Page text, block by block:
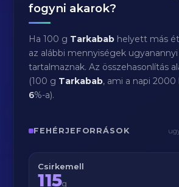
fogyni akarok?
Ha 100 g Tarkabab helyett más
az alábbi mennyiségek
tartalmaznak. Az összehasonlítás
(100 g Tarkabab, ami a napi 2000
6%-a).
FEHÉRJEFORRÁSOK
Csirkemell
115g